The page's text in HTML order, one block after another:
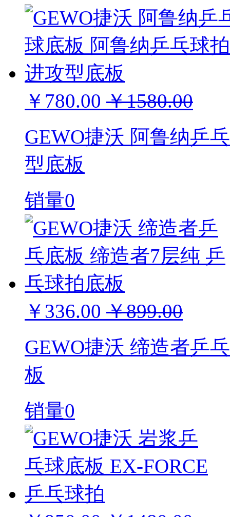
￥780.00 ￥1580.00
GEWO捷沃 阿鲁纳乒
型底板
销量0
￥336.00 ￥899.00
GEWO捷沃 缔造者乒
板
销量0